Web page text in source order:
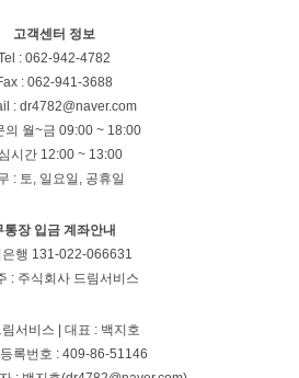
고객센터 정보
: 062-942-4782
: 062-941-3688
: dr4782@naver.com
의 월~금 09:00 ~ 18:00
시간 12:00 ~ 13:00
: 토, 일요일, 공휴일
통장 입금 계좌안내
은행 131-022-066631
: 주식회사 드림서비스
서비스 | 대표 : 백지호
록번호 : 409-86-51146